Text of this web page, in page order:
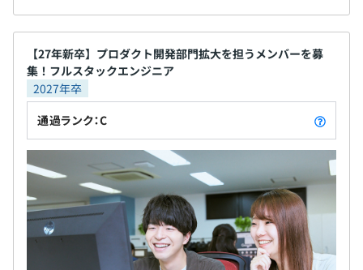
【27年新卒】プロダクト開発部門拡大を担うメンバーを募
集！フルスタックエンジニア
2027年卒
通過ランク：C